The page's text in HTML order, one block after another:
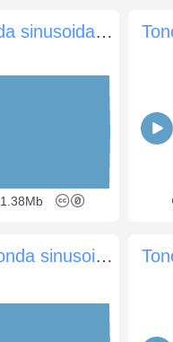
Tono de prueba 50Hz (onda sinusoidal) 0dB (60 seg)
1.38Mb
Tono de prueba 5000Hz (onda sinusoidal) 0dB (60 seg)